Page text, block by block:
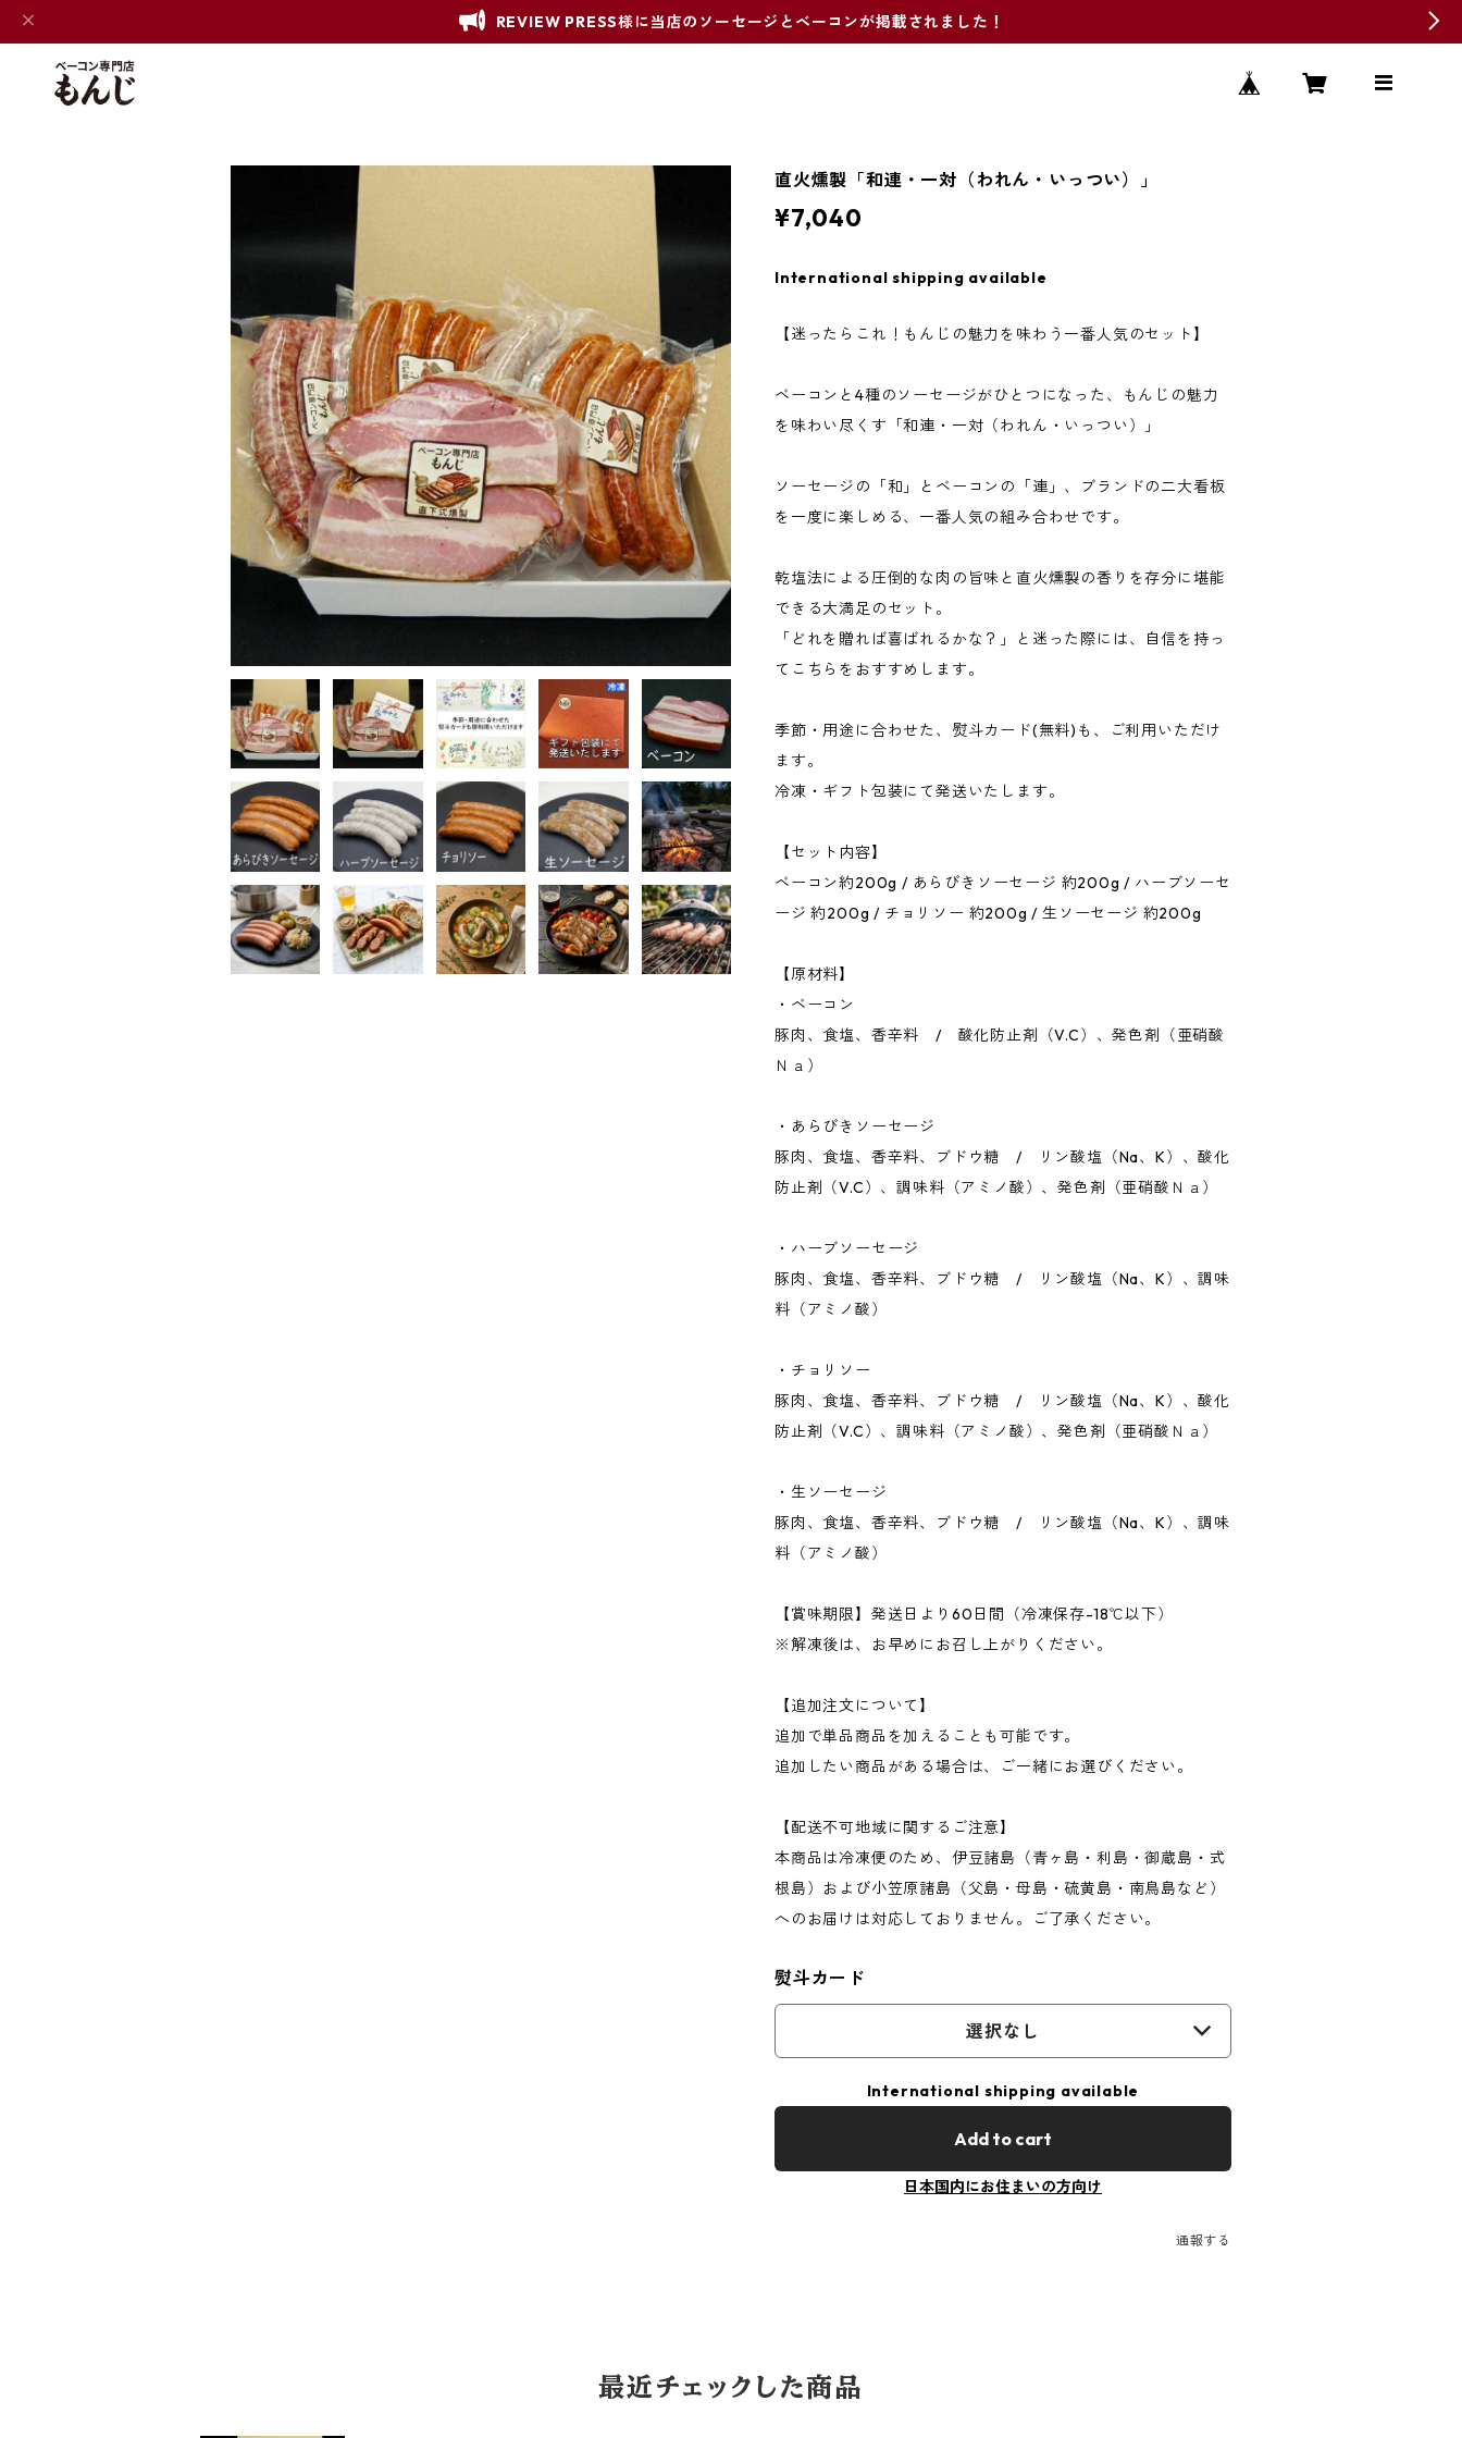
REVIEW PRESS様に当店のソーセージとベーコンが掲載されました！
直火燻製「和連・一対（われん・いっつい）」
¥7,040
International shipping available
【迷ったらこれ！もんじの魅力を味わう一番人気のセット】
ベーコンと4種のソーセージがひとつになった、もんじの魅力
を味わい尽くす「和連・一対（われん・いっつい）」
ソーセージの「和」とベーコンの「連」、ブランドの二大看板
を一度に楽しめる、一番人気の組み合わせです。
乾塩法による圧倒的な肉の旨味と直火燻製の香りを存分に堪能
できる大満足のセット。
「どれを贈れば喜ばれるかな？」と迷った際には、自信を持っ
てこちらをおすすめします。
季節・用途に合わせた、熨斗カード(無料)も、ご利用いただけ
ます。
冷凍・ギフト包装にて発送いたします。
【セット内容】
ベーコン約200g / あらびきソーセージ 約200g / ハーブソーセ
ージ 約200g / チョリソー 約200g / 生ソーセージ 約200g
【原材料】
・ベーコン
豚肉、食塩、香辛料 / 酸化防止剤（V.C）、発色剤（亜硝酸
Ｎａ）
・あらびきソーセージ
豚肉、食塩、香辛料、ブドウ糖 / リン酸塩（Na、K）、酸化
防止剤（V.C）、調味料（アミノ酸）、発色剤（亜硝酸Ｎａ）
・ハーブソーセージ
豚肉、食塩、香辛料、ブドウ糖 / リン酸塩（Na、K）、調味
料（アミノ酸）
・チョリソー
豚肉、食塩、香辛料、ブドウ糖 / リン酸塩（Na、K）、酸化
防止剤（V.C）、調味料（アミノ酸）、発色剤（亜硝酸Ｎａ）
・生ソーセージ
豚肉、食塩、香辛料、ブドウ糖 / リン酸塩（Na、K）、調味
料（アミノ酸）
【賞味期限】発送日より60日間（冷凍保存-18℃以下）
※解凍後は、お早めにお召し上がりください。
【追加注文について】
追加で単品商品を加えることも可能です。
追加したい商品がある場合は、ご一緒にお選びください。
【配送不可地域に関するご注意】
本商品は冷凍便のため、伊豆諸島（青ヶ島・利島・御蔵島・式
根島）および小笠原諸島（父島・母島・硫黄島・南鳥島など）
へのお届けは対応しておりません。ご了承ください。
熨斗カード
選択なし
International shipping available
Add to cart
日本国内にお住まいの方向け
通報する
最近チェックした商品